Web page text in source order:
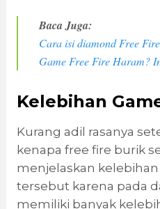
Baca Juga:
Cara isi diamond Free
Game Free Fire Haram?
Kelebihan
Kurang adil rasanya
kenapa free fire burik
menjelaskan kelebihan
tersebut karena pada
memiliki banyak